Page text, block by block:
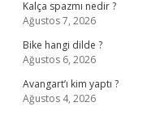
Kalça spazmı nedir ?
Ağustos 7, 2026
Bike hangi dilde ?
Ağustos 6, 2026
Avangart’ı kim yaptı ?
Ağustos 4, 2026